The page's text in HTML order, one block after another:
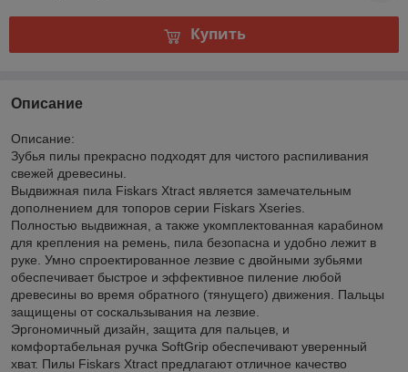
Купить
Описание
Описание:
Зубья пилы прекрасно подходят для чистого распиливания
свежей древесины.
Выдвижная пила Fiskars Xtract является замечательным
дополнением для топоров серии Fiskars Xseries.
Полностью выдвижная, а также укомплектованная карабином
для крепления на ремень, пила безопасна и удобно лежит в
руке. Умно спроектированное лезвие с двойными зубьями
обеспечивает быстрое и эффективное пиление любой
древесины во время обратного (тянущего) движения. Пальцы
защищены от соскальзывания на лезвие.
Эргономичный дизайн, защита для пальцев, и
комфортабельная ручка SoftGrip обеспечивают уверенный
хват. Пилы Fiskars Xtract предлагают отличное качество